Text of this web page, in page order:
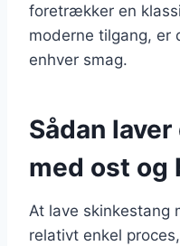
foretrækker en
moderne tilgang, er
enhver smag.
Sådan
med ost og
At lave skinkestang
relativt enkel